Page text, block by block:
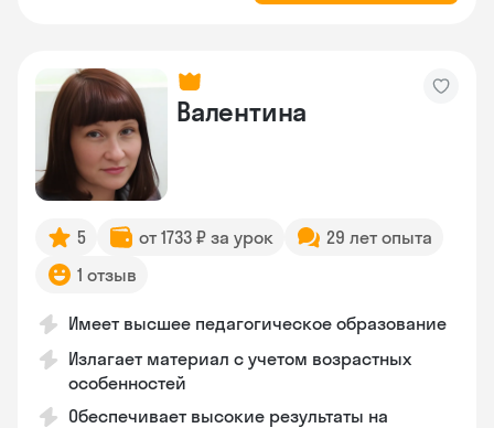
Валентина
5 от 1733 ₽ за урок
29 лет опыта
1 отзыв
Имеет высшее педагогическое образование
Излагает материал с учетом возрастных
особенностей
Обеспечивает высокие результаты на